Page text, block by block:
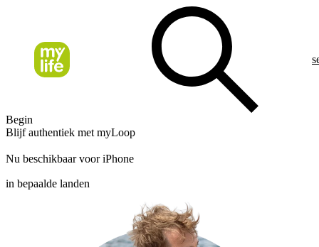
Begin
Blijf authentiek met myLoop
Nu beschikbaar voor iPhone
in bepaalde landen